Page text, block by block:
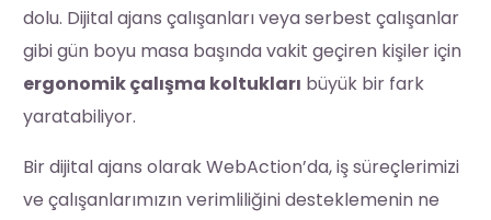
dolu. Dijital ajans çalışanları veya serbest çalışanlar
gibi gün boyu masa başında vakit geçiren kişiler için
ergonomik çalışma koltukları büyük bir fark
yaratabiliyor.
Bir dijital ajans olarak WebAction’da, iş süreçlerimizi
ve çalışanlarımızın verimliliğini desteklemenin ne